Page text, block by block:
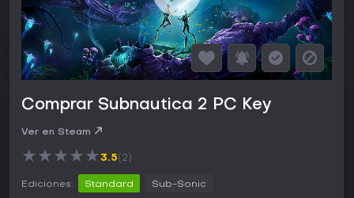
Comprar Subnautica 2 PC Key
Ver en Steam
★★★★★3.5(2)
Ediciones: Standard Sub-Sonic